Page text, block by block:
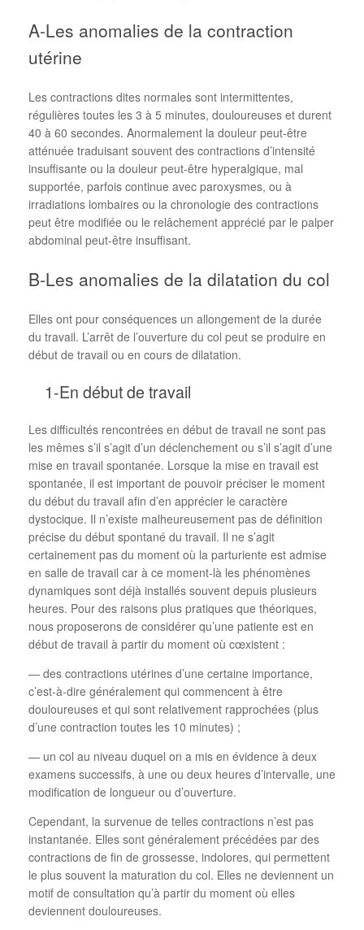
A-Les anomalies de la contraction
utérine
Les contractions dites normales sont intermittentes,
régulières toutes les 3 à 5 minutes, douloureuses et durent
40 à 60 secondes. Anormalement la douleur peut-être
atténuée traduisant souvent des contractions d’intensité
insuffisante ou la douleur peut-être hyperalgique, mal
supportée, parfois continue avec paroxysmes, ou à
irradiations lombaires ou la chronologie des contractions
peut être modifiée ou le relâchement apprécié par le palper
abdominal peut-être insuffisant.
B-Les anomalies de la dilatation du col
Elles ont pour conséquences un allongement de la durée
du travail. L’arrêt de l’ouverture du col peut se produire en
début de travail ou en cours de dilatation.
1-En début de travail
Les difficultés rencontrées en début de travail ne sont pas
les mêmes s’il s’agit d’un déclenchement ou s’il s’agit d’une
mise en travail spontanée. Lorsque la mise en travail est
spontanée, il est important de pouvoir préciser le moment
du début du travail afin d’en apprécier le caractère
dystocique. Il n’existe malheureusement pas de définition
précise du début spontané du travail. Il ne s’agit
certainement pas du moment où la parturiente est admise
en salle de travail car à ce moment-là les phénomènes
dynamiques sont déjà installés souvent depuis plusieurs
heures. Pour des raisons plus pratiques que théoriques,
nous proposerons de considérer qu’une patiente est en
début de travail à partir du moment où cœxistent :
— des contractions utérines d’une certaine importance,
c’est-à-dire généralement qui commencent à être
douloureuses et qui sont relativement rapprochées (plus
d’une contraction toutes les 10 minutes) ;
— un col au niveau duquel on a mis en évidence à deux
examens successifs, à une ou deux heures d’intervalle, une
modification de longueur ou d’ouverture.
Cependant, la survenue de telles contractions n’est pas
instantanée. Elles sont généralement précédées par des
contractions de fin de grossesse, indolores, qui permettent
le plus souvent la maturation du col. Elles ne deviennent un
motif de consultation qu’à partir du moment où elles
deviennent douloureuses.